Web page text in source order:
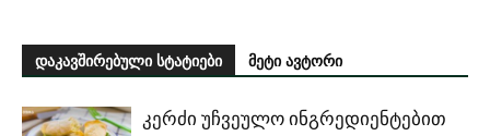
დაკავშირებული სტატიები მეტი ავტორი
კერძი უჩვეულო ინგრედიენტებით